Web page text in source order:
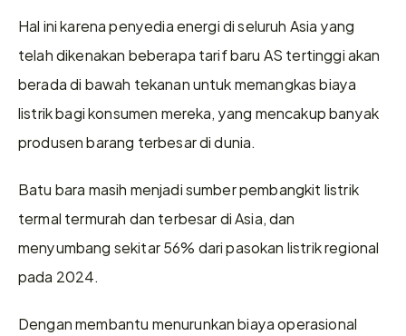
Hal ini karena penyedia energi di seluruh Asia yang
telah dikenakan beberapa tarif baru AS tertinggi akan
berada di bawah tekanan untuk memangkas biaya
listrik bagi konsumen mereka, yang mencakup banyak
produsen barang terbesar di dunia.
Batu bara masih menjadi sumber pembangkit listrik
termal termurah dan terbesar di Asia, dan
menyumbang sekitar 56% dari pasokan listrik regional
pada 2024.
Dengan membantu menurunkan biaya operasional